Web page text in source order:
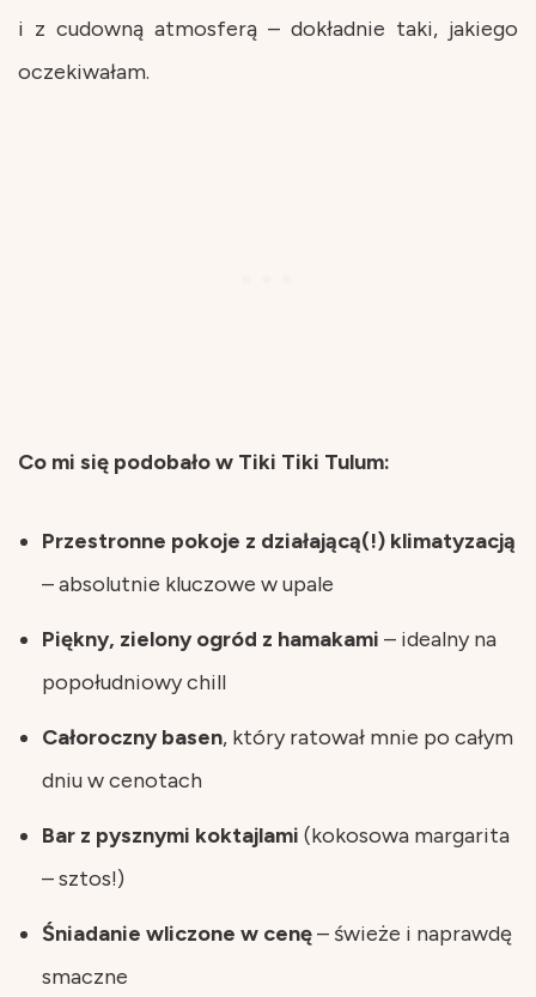
i z cudowną atmosferą – dokładnie taki, jakiego
oczekiwałam.
Co mi się podobało w Tiki Tiki Tulum:
Przestronne pokoje z działającą(!) klimatyzacją
– absolutnie kluczowe w upale
Piękny, zielony ogród z hamakami – idealny na
popołudniowy chill
Całoroczny basen, który ratował mnie po całym
dniu w cenotach
Bar z pysznymi koktajlami (kokosowa margarita
– sztos!)
Śniadanie wliczone w cenę– świeże i naprawdę
smaczne